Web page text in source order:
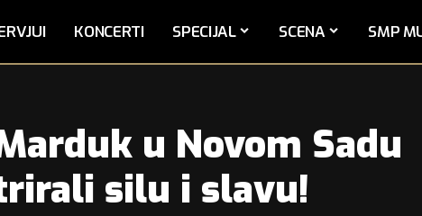
KONCERTI SPECIJAL SCENA SMP
u Novom Sadu
silu i slavu!